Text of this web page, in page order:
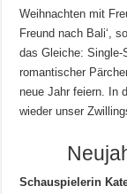
Weihnachten mit
Freund nach Bali‘,
das Gleiche:
romantischer
neue Jahr feiern. In
wieder unser
Schauspielerin